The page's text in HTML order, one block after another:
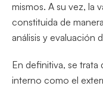
mismos. A su vez, la
constituida de
análisis y evaluación
En definitiva, se
interno como el